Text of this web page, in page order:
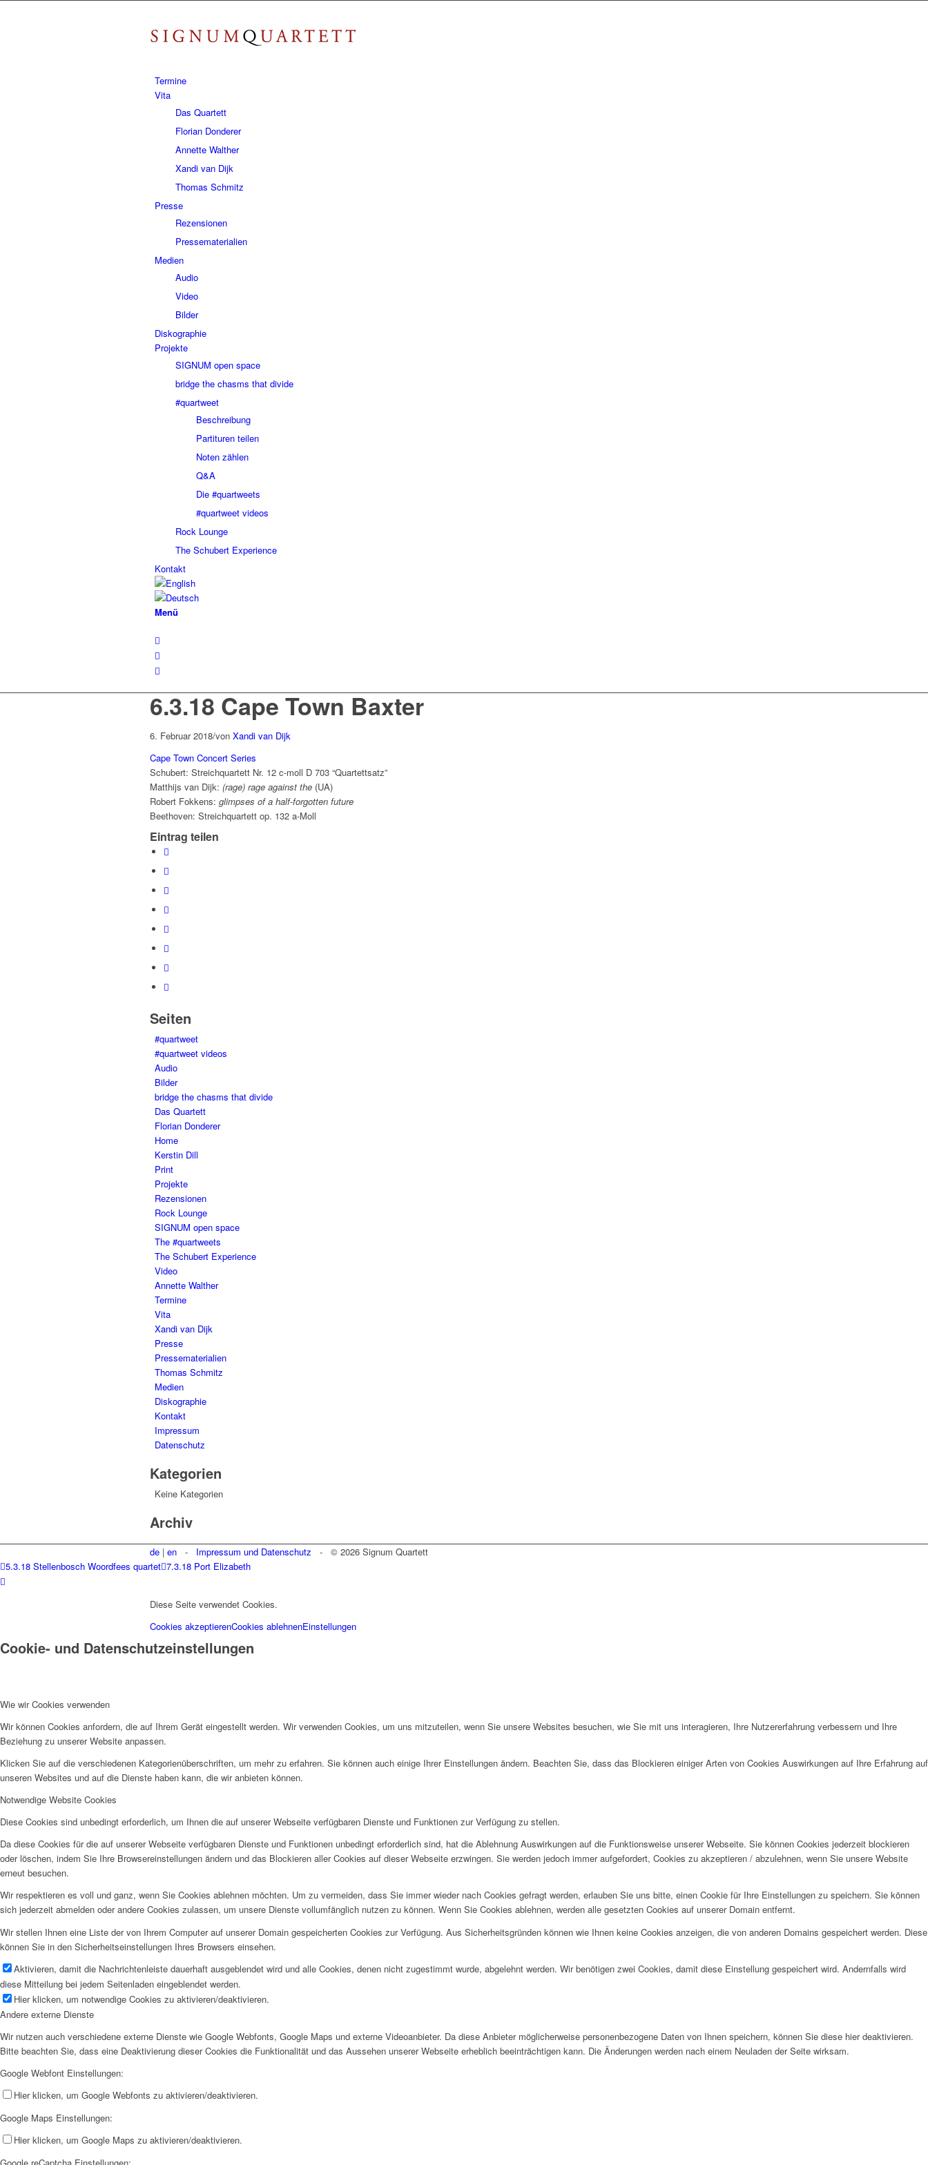
Termine
Vita
Das Quartett
Florian Donderer
Annette Walther
Xandi van Dijk
Thomas Schmitz
Presse
Rezensionen
Pressematerialien
Medien
Audio
Video
Bilder
Diskographie
Projekte
SIGNUM open space
bridge the chasms that divide
#quartweet
Beschreibung
Partituren teilen
Noten zählen
Q&A
Die #quartweets
#quartweet videos
Rock Lounge
The Schubert Experience
Kontakt
Menü
6.3.18 Cape Town Baxter
6. Februar 2018/von Xandi van Dijk
Cape Town Concert Series
Schubert: Streichquartett Nr. 12 c-moll D 703 “Quartettsatz”
Matthijs van Dijk: (rage) rage against the (UA)
Robert Fokkens: glimpses of a half-forgotten future
Beethoven: Streichquartett op. 132 a-Moll
Eintrag teilen
Seiten
#quartweet
#quartweet videos
Audio
Bilder
bridge the chasms that divide
Das Quartett
Florian Donderer
Home
Kerstin Dill
Print
Projekte
Rezensionen
Rock Lounge
SIGNUM open space
The #quartweets
The Schubert Experience
Video
Annette Walther
Termine
Vita
Xandi van Dijk
Presse
Pressematerialien
Thomas Schmitz
Medien
Diskographie
Kontakt
Impressum
Datenschutz
Kategorien
Keine Kategorien
Archiv
de | en - Impressum und Datenschutz - © 2026 Signum Quartett
5.3.18 Stellenbosch Woordfees quartet 7.3.18 Port Elizabeth
Diese Seite verwendet Cookies.
Cookies akzeptierenCookies ablehnenEinstellungen
Cookie- und Datenschutzeinstellungen
Wie wir Cookies verwenden
Wir können Cookies anfordern, die auf Ihrem Gerät eingestellt werden. Wir verwenden Cookies, um uns mitzuteilen, wenn Sie unsere Websites besuchen, wie Sie mit uns interagieren, Ihre Nutzererfahrung verbessern und Ihre
Beziehung zu unserer Website anpassen.
Klicken Sie auf die verschiedenen Kategorienüberschriften, um mehr zu erfahren. Sie können auch einige Ihrer Einstellungen ändern. Beachten Sie, dass das Blockieren einiger Arten von Cookies Auswirkungen auf Ihre Erfahrung auf
unseren Websites und auf die Dienste haben kann, die wir anbieten können.
Notwendige Website Cookies
Diese Cookies sind unbedingt erforderlich, um Ihnen die auf unserer Webseite verfügbaren Dienste und Funktionen zur Verfügung zu stellen.
Da diese Cookies für die auf unserer Webseite verfügbaren Dienste und Funktionen unbedingt erforderlich sind, hat die Ablehnung Auswirkungen auf die Funktionsweise unserer Webseite. Sie können Cookies jederzeit blockieren
oder löschen, indem Sie Ihre Browsereinstellungen ändern und das Blockieren aller Cookies auf dieser Webseite erzwingen. Sie werden jedoch immer aufgefordert, Cookies zu akzeptieren / abzulehnen, wenn Sie unsere Website
erneut besuchen.
Wir respektieren es voll und ganz, wenn Sie Cookies ablehnen möchten. Um zu vermeiden, dass Sie immer wieder nach Cookies gefragt werden, erlauben Sie uns bitte, einen Cookie für Ihre Einstellungen zu speichern. Sie können
sich jederzeit abmelden oder andere Cookies zulassen, um unsere Dienste vollumfänglich nutzen zu können. Wenn Sie Cookies ablehnen, werden alle gesetzten Cookies auf unserer Domain entfernt.
Wir stellen Ihnen eine Liste der von Ihrem Computer auf unserer Domain gespeicherten Cookies zur Verfügung. Aus Sicherheitsgründen können wie Ihnen keine Cookies anzeigen, die von anderen Domains gespeichert werden. Diese
können Sie in den Sicherheitseinstellungen Ihres Browsers einsehen.
Aktivieren, damit die Nachrichtenleiste dauerhaft ausgeblendet wird und alle Cookies, denen nicht zugestimmt wurde, abgelehnt werden. Wir benötigen zwei Cookies, damit diese Einstellung gespeichert wird. Andernfalls wird
diese Mitteilung bei jedem Seitenladen eingeblendet werden.
Hier klicken, um notwendige Cookies zu aktivieren/deaktivieren.
Andere externe Dienste
Wir nutzen auch verschiedene externe Dienste wie Google Webfonts, Google Maps und externe Videoanbieter. Da diese Anbieter möglicherweise personenbezogene Daten von Ihnen speichern, können Sie diese hier deaktivieren.
Bitte beachten Sie, dass eine Deaktivierung dieser Cookies die Funktionalität und das Aussehen unserer Webseite erheblich beeinträchtigen kann. Die Änderungen werden nach einem Neuladen der Seite wirksam.
Google Webfont Einstellungen:
Hier klicken, um Google Webfonts zu aktivieren/deaktivieren.
Google Maps Einstellungen:
Hier klicken, um Google Maps zu aktivieren/deaktivieren.